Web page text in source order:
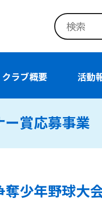
クラブ概要 活動
賞応募事業
少年野球大